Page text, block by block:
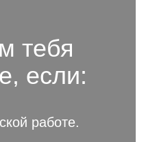
тебя
если:
работе.